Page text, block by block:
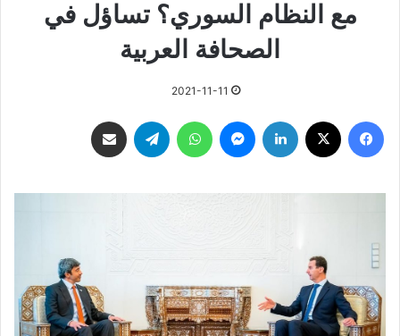
مع النظام السوري؟ تساؤل في
الصحافة العربية
2021-11-11
فيسبوك لينكدإن ماسنجر واتساب تيلقرام